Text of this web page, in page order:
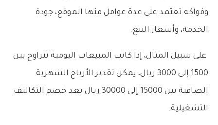
وفواكه تعتمد على عدة عوامل منها الموقع، جودة
الخدمة، وأسعار البيع.
على سبيل المثال، إذا كانت المبيعات اليومية تتراوح بين
1500 إلى 3000 ريال، يمكن تقدير الأرباح الشهرية
الصافية بين 15000 إلى 30000 ريال بعد خصم التكاليف
التشغيلية.